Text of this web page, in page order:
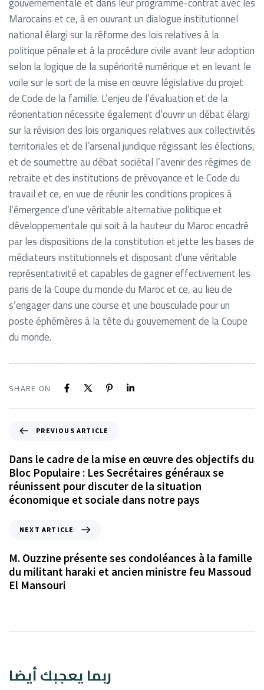
Marocains et ce, à en ouvrant un dialogue institutionnel
national élargi sur la réforme des lois relatives à la
politique pénale et à la procédure civile avant leur adoption
selon la logique de la supériorité numérique et en levant le
voile sur le sort de la mise en œuvre législative du projet
de Code de la famille. L’enjeu de l’évaluation et de la
réorientation nécessite également d’ouvrir un débat élargi
sur la révision des lois organiques relatives aux collectivités
territoriales et de l’arsenal juridique régissant les élections,
et de soumettre au débat sociétal l’avenir des régimes de
retraite et des institutions de prévoyance et le Code du
travail et ce, en vue de réunir les conditions propices à
l’émergence d’une véritable alternative politique et
développementale qui soit à la hauteur du Maroc encadré
par les dispositions de la constitution et jette les bases de
médiateurs institutionnels et disposant d’une véritable
représentativité et capables de gagner effectivement les
paris de la Coupe du monde du Maroc et ce, au lieu de
s’engager dans une course et une bousculade pour un
poste éphémères à la tête du gouvernement de la Coupe
du monde.
SHARE ON
PREVIOUS ARTICLE
Dans le cadre de la mise en œuvre des objectifs du
Bloc Populaire : Les Secrétaires généraux se
réunissent pour discuter de la situation
économique et sociale dans notre pays
NEXT ARTICLE
M. Ouzzine présente ses condoléances à la famille
du militant haraki et ancien ministre feu Massoud
El Mansouri
ربما يعجبك أيضا